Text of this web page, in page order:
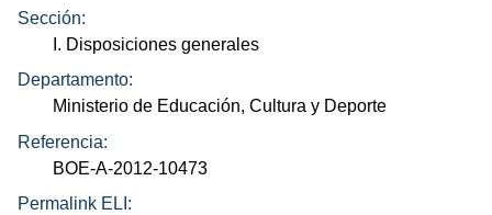
Sección:
I. Disposiciones generales
Departamento:
Ministerio de Educación, Cultura y Deporte
Referencia:
BOE-A-2012-10473
Permalink ELI: